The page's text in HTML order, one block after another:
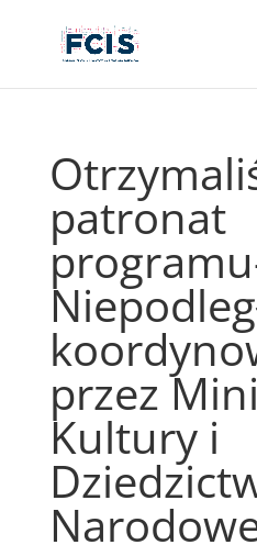
patronat
przez
Kultury i